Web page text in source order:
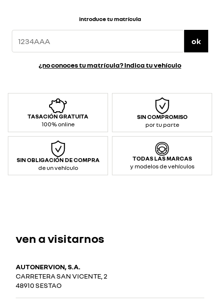
introduce tu matrícula
ok
¿no conoces tu matrícula? Indica tu vehículo
TASACIÓN GRATUITA
100% online
SIN COMPROMISO
por tu parte
SIN OBLIGACIÓN DE COMPRA
de un vehículo
TODAS LAS MARCAS
y modelos de vehículos
ven a visitarnos
AUTONERVION, S.A.
CARRETERA SAN VICENTE, 2
48910 SESTAO